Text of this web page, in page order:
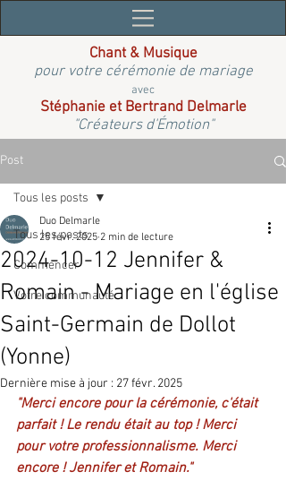
Chant & Musique
pour votre cérémonie de mariage
avec
Stéphanie et Bertrand Delmarle
"Créateurs d'Émotion"
Post
Tous les posts
Commencer
Votre communauté
Tous les posts
2024-10-12 Jennifer &
Romain - Mariage en l'église
Saint-Germain de Dollot
(Yonne)
Duo Delmarle
25 févr. 2025 2 min de lecture
Dernière mise à jour : 27 févr. 2025
"Merci encore pour la cérémonie, c'était
parfait ! Le rendu était au top ! Merci
pour votre professionnalisme. Merci
encore ! Jennifer et Romain."